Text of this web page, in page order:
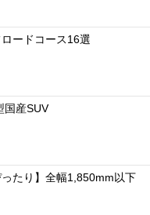
ードコース16選
国産SUV
ったり】全幅1,850mm以下